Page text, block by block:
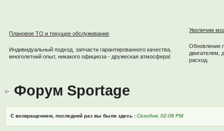
Плановое ТО и текущее обслуживание
Индивидуальный подход, запчасти гарантированного качества,
многолетний опыт, никакого официоза - дружеская атмосфера!
Увеличим
Обновление
двигателем,
расход.
Форум Sportage
С возвращением, последний раз вы были здесь : Сегодня, 02:08 PM